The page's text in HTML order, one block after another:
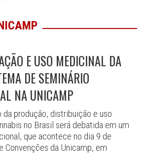
E USO MEDICINAL DA
DE SEMINÁRIO
NA UNICAMP
da produção, distribuição e uso
no Brasil será debatida em um
que acontece no dia 9 de
Convenções da Unicamp, em